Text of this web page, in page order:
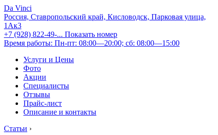
Da Vinci
Россия, Ставропольский край, Кисловодск, Парковая улица,
1Ак3
+7 (928) 822-49-... Показать номер
Время работы: Пн-пт: 08:00—20:00; сб: 08:00—15:00
Услуги и Цены
Фото
Акции
Специалисты
Отзывы
Прайс-лист
Описание и контакты
Статьи ›